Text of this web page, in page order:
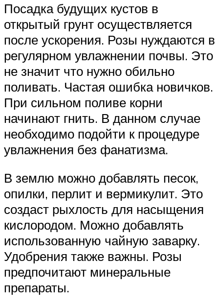
Посадка будущих кустов в
открытый грунт осуществляется
после ускорения. Розы нуждаются в
регулярном увлажнении почвы. Это
не значит что нужно обильно
поливать. Частая ошибка новичков.
При сильном поливе корни
начинают гнить. В данном случае
необходимо подойти к процедуре
увлажнения без фанатизма.
В землю можно добавлять песок,
опилки, перлит и вермикулит. Это
создаст рыхлость для насыщения
кислородом. Можно добавлять
использованную чайную заварку.
Удобрения также важны. Розы
предпочитают минеральные
препараты.